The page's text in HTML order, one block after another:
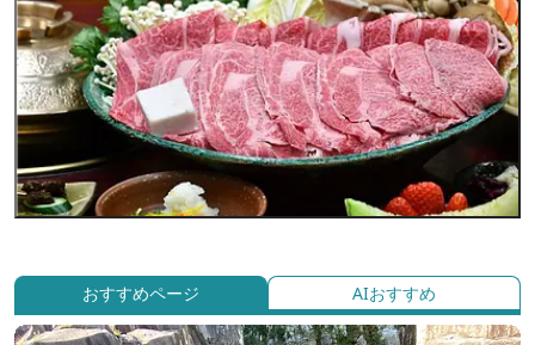
おすすめページ AIおすすめ